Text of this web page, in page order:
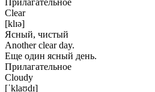
Clear
[klɪə]
Ясный, чистый
Another clear day.
Еще один ясный день.
Прилагательное
Cloudy
[ˈklaʊdɪ]